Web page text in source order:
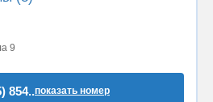
9
854..показать номер